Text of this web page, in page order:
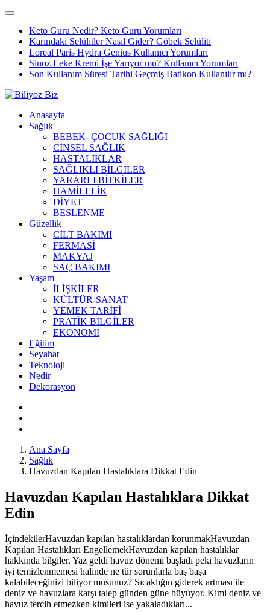
Keto Guru Nedir? Keto Guru Yorumları
Karındaki Selülitler Nasıl Gider? Göbek Selüliti
Loreal Paris Hydra Genius Kullanıcı Yorumları
Sinoz Leke Kremi İşe Yarıyor mu? Kullanıcı Yorumları
Son Kullanım Süresi Tarihi Geçmiş Batikon Kullanılır mı?
Anasayfa
Sağlık
BEBEK- ÇOCUK SAĞLIĞI
CİNSEL SAĞLIK
HASTALIKLAR
SAĞLIKLI BİLGİLER
YARARLI BİTKİLER
HAMİLELİK
DİYET
BESLENME
Güzellik
CİLT BAKIMI
FERMASİ
MAKYAJ
SAÇ BAKIMI
Yaşam
İLİŞKİLER
KÜLTÜR-SANAT
YEMEK TARİFİ
PRATİK BİLGİLER
EKONOMİ
Eğitim
Seyahat
Teknoloji
Nedir
Dekorasyon
Ana Sayfa
Sağlık
Havuzdan Kapılan Hastalıklara Dikkat Edin
Havuzdan Kapılan Hastalıklara Dikkat
Edin
İçindekilerHavuzdan kapılan hastalıklardan korunmakHavuzdan
Kapılan Hastalıkları EngellemekHavuzdan kapılan hastalıklar
hakkında bilgiler. Yaz geldi havuz dönemi başladı peki havuzların
iyi temizlenmemesi halinde ne tür sorunlarla baş başa
kalabileceğinizi biliyor musunuz? Sıcaklığın giderek artması ile
deniz ve havuzlara karşı talep günden güne büyüyor. Kimi deniz ve
havuz tercih etmezken kimileri ise yakaladıkları...